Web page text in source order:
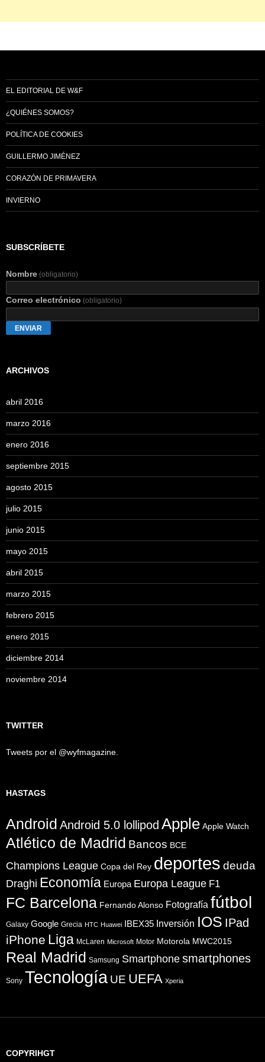
EL EDITORIAL DE W&F
¿QUIÉNES SOMOS?
POLÍTICA DE COOKIES
GUILLERMO JIMÉNEZ
CORAZÓN DE PRIMAVERA
INVIERNO
SUBSCRÍBETE
Nombre (obligatorio)
Correo electrónico (obligatorio)
ENVIAR
ARCHIVOS
abril 2016
marzo 2016
enero 2016
septiembre 2015
agosto 2015
julio 2015
junio 2015
mayo 2015
abril 2015
marzo 2015
febrero 2015
enero 2015
diciembre 2014
noviembre 2014
TWITTER
Tweets por el @wyfmagazine.
HASTAGS
Android Android 5.0 lollipod Apple Apple Watch
Atlético de Madrid Bancos BCE
Champions League Copa del Rey deportes deuda
Draghi Economía Europa Europa League F1
FC Barcelona Fernando Alonso Fotografía fútbol
Galaxy Google Grecia HTC Huawei IBEX35 Inversión IOS IPad
iPhone Liga McLaren Microsoft Motor Motorola MWC2015
Real Madrid Samsung Smartphone smartphones
Sony Tecnología UE UEFA Xperia
COPYRIHGT